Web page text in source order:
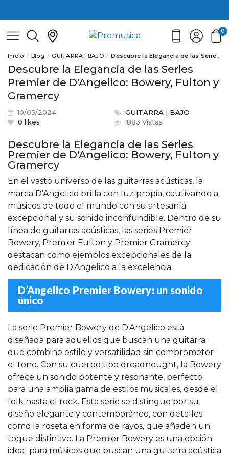
0
Inicio Blog GUITARRA | BAJO Descubre la Elegancia de las Series Premier de D'Angelico: Bowery, Fulton y Gramercy
Descubre la Elegancia de las Series
Premier de D'Angelico: Bowery, Fulton y
Gramercy
10/05/2024
GUITARRA | BAJO
0 likes 1883 Vistas
Descubre la Elegancia de las Series
Premier de D'Angelico: Bowery, Fulton y
Gramercy
En el vasto universo de las guitarras acústicas, la
marca D'Angelico brilla con luz propia, cautivando a
músicos de todo el mundo con su artesanía
excepcional y su sonido inconfundible. Dentro de su
línea de guitarras acústicas, las series Premier
Bowery, Premier Fulton y Premier Gramercy
destacan como ejemplos excepcionales de la
dedicación de D'Angelico a la excelencia.
D’Angelico Premier Bowery: un sonido
único
La serie Premier Bowery de D'Angelico está
diseñada para aquellos que buscan una guitarra
que combine estilo y versatilidad sin comprometer
el tono. Con su cuerpo tipo dreadnought, la Bowery
ofrece un sonido potente y resonante, perfecto
para una amplia gama de estilos musicales, desde el
folk hasta el rock. Esta serie se distingue por su
diseño elegante y contemporáneo, con detalles
como la roseta en forma de rayos, que añaden un
toque distintivo. La Premier Bowery es una opción
ideal para músicos que buscan una guitarra acústica